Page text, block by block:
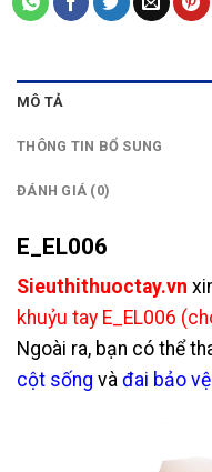
MÔ TẢ
THÔNG TIN BỔ SUNG
ĐÁNH GIÁ (0)
E_EL006
Sieuthithuoctay.vn
khuỷu tay E_EL006
Ngoài ra, bạn có thể
cột sống và đai bảo